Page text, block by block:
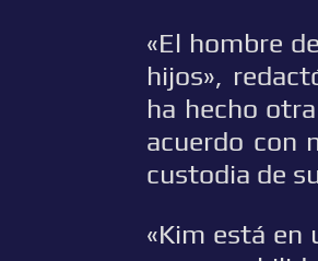
«El hombre
hijos»,
ha hecho
acuerdo con
custodia de
«Kim está en